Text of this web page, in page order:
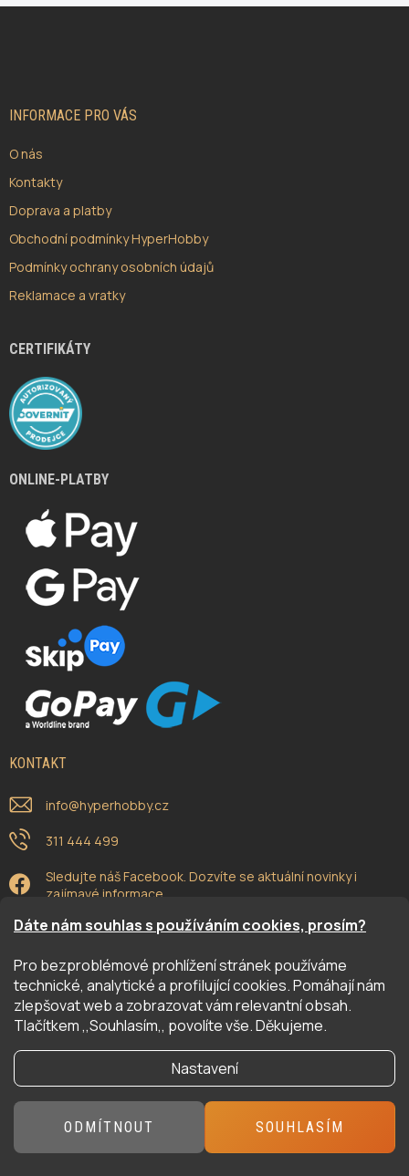
Dáte nám souhlas s používáním cookies, prosím?
Pro bezproblémové prohlížení stránek používáme
technické, analytické a profilující cookies. Pomáhají nám
zlepšovat web a zobrazovat vám relevantní obsah.
Tlačítkem ,,Souhlasím,, povolíte vše. Děkujeme.
Nastavení
ODMÍTNOUT SOUHLASÍM
INFORMACE PRO VÁS
O nás
Kontakty
Doprava a platby
Obchodní podmínky HyperHobby
Podmínky ochrany osobních údajů
Reklamace a vratky
CERTIFIKÁTY
ONLINE-PLATBY
KONTAKT
info@hyperhobby.cz
311 444 499
Sledujte náš Facebook. Dozvíte se aktuální novinky i
zajímavé informace.
ODEBÍRAT NEWSLETTER
Vložte svůj e-mail a my vám budeme zasílat informace o nových
produktech na našem e-shopu.
E-MAIL